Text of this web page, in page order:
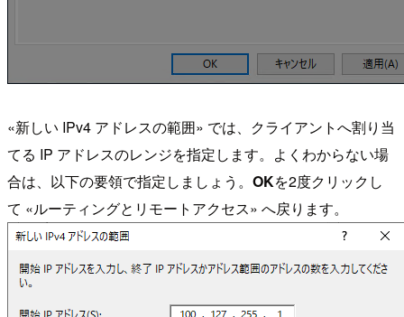
«新しい IPv4 アドレスの範囲» では、クライアントへ割り当
てる IP アドレスのレンジを指定します。よくわからない場
合は、以下の要領で指定しましょう。 OKを2度クリックし
て «ルーティングとリモートアクセス» へ戻ります。